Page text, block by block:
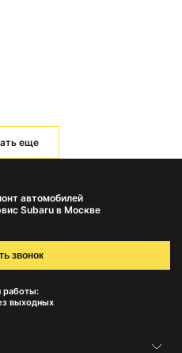
еще
автомобилей
Subaru в Москве
выходных
звонок